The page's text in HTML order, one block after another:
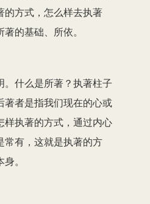
的方式，怎么样去执著
的基础、所依。
。什么是所著？执著柱子
著者是指我们现在的心或
样执著的方式，通过内心
常有，这就是执著的方
。